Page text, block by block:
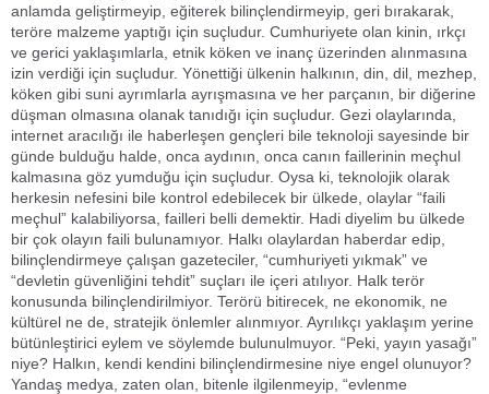
anlamda geliştirmeyip, eğiterek bilinçlendirmeyip, geri bırakarak,
teröre malzeme yaptığı için suçludur. Cumhuriyete olan kinin, ırkçı
ve gerici yaklaşımlarla, etnik köken ve inanç üzerinden alınmasına
izin verdiği için suçludur. Yönettiği ülkenin halkının, din, dil, mezhep,
köken gibi suni ayrımlarla ayrışmasına ve her parçanın, bir diğerine
düşman olmasına olanak tanıdığı için suçludur. Gezi olaylarında,
internet aracılığı ile haberleşen gençleri bile teknoloji sayesinde bir
günde bulduğu halde, onca aydının, onca canın faillerinin meçhul
kalmasına göz yumduğu için suçludur. Oysa ki, teknolojik olarak
herkesin nefesini bile kontrol edebilecek bir ülkede, olaylar “faili
meçhul” kalabiliyorsa, failleri belli demektir. Hadi diyelim bu ülkede
bir çok olayın faili bulunamıyor. Halkı olaylardan haberdar edip,
bilinçlendirmeye çalışan gazeteciler, “cumhuriyeti yıkmak” ve
“devletin güvenliğini tehdit” suçları ile içeri atılıyor. Halk terör
konusunda bilinçlendirilmiyor. Terörü bitirecek, ne ekonomik, ne
kültürel ne de, stratejik önlemler alınmıyor. Ayrılıkçı yaklaşım yerine
bütünleştirici eylem ve söylemde bulunulmuyor. “Peki, yayın yasağı”
niye? Halkın, kendi kendini bilinçlendirmesine niye engel olunuyor?
Yandaş medya, zaten olan, bitenle ilgilenmeyip, “evlenme